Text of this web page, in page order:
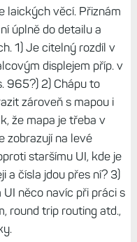
laických věcí. Přiznám
úplně do detailu a
1) Je citelný rozdíl v
displejem příp. v
965?) 2) Chápu to
zároveň s mapou i
že mapa je třeba v
zobrazují na levé
staršímu UI, kde je
a čísla jdou přes ní? 3)
něco navíc při práci s
round trip routing atd.,